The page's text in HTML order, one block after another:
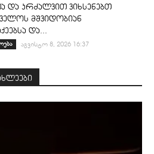
და კრძალვით ვიხსენებთ
მშვიდობიან
და...
აგვისტო 8, 2026 16:37